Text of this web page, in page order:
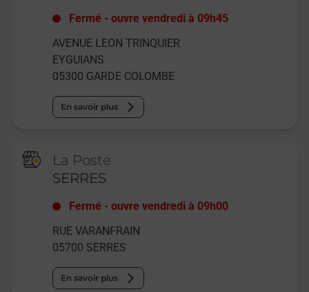
Fermé -ouvre vendredi à 09h45
AVENUE LEON TRINQUIER
EYGUIANS
05300 GARDE COLOMBE
En savoir plus
La Poste
SERRES
Fermé -ouvre vendredi à 09h00
RUE VARANFRAIN
05700 SERRES
En savoir plus